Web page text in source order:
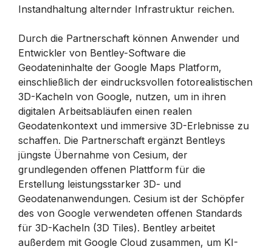
Instandhaltung alternder Infrastruktur reichen.
Durch die Partnerschaft können Anwender und
Entwickler von Bentley-Software die
Geodateninhalte der Google Maps Platform,
einschließlich der eindrucksvollen fotorealistischen
3D-Kacheln von Google, nutzen, um in ihren
digitalen Arbeitsabläufen einen realen
Geodatenkontext und immersive 3D-Erlebnisse zu
schaffen. Die Partnerschaft ergänzt Bentleys
jüngste Übernahme von Cesium, der
grundlegenden offenen Plattform für die
Erstellung leistungsstarker 3D- und
Geodatenanwendungen. Cesium ist der Schöpfer
des von Google verwendeten offenen Standards
für 3D-Kacheln (3D Tiles). Bentley arbeitet
außerdem mit Google Cloud zusammen, um KI-